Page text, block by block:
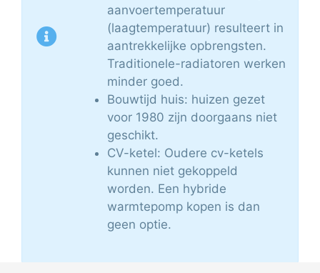
aanvoertemperatuur
(laagtemperatuur) resulteert in
aantrekkelijke opbrengsten.
Traditionele-radiatoren werken
minder goed.
Bouwtijd huis: huizen gezet
voor 1980 zijn doorgaans niet
geschikt.
CV-ketel: Oudere cv-ketels
kunnen niet gekoppeld
worden. Een hybride
warmtepomp kopen is dan
geen optie.